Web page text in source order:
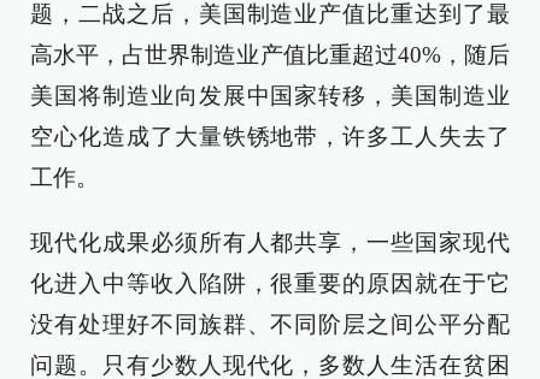
题，二战之后，美国制造业产值比重达到了最
高水平，占世界制造业产值比重超过40%，随后
美国将制造业向发展中国家转移，美国制造业
空心化造成了大量铁锈地带，许多工人失去了
工作。
现代化成果必须所有人都共享，一些国家现代
化进入中等收入陷阱，很重要的原因就在于它
没有处理好不同族群、不同阶层之间公平分配
问题。只有少数人现代化，多数人生活在贫困